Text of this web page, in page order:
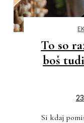
To so
boš
Si kdaj